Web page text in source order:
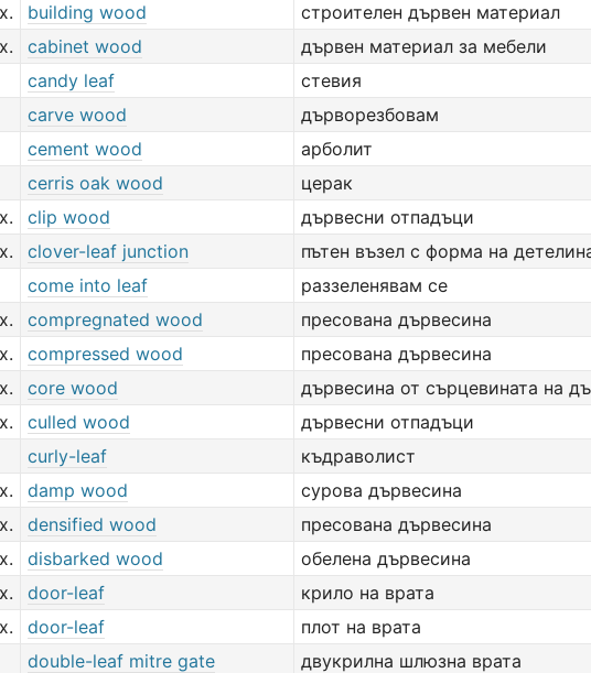
building wood
строителен дървен материал
cabinet wood
дървен материал за мебели
candy leaf
стевия
carve wood
дърворезбовам
cement wood
арболит
cerris oak wood
церак
clip wood
дървесни отпадъци
clover-leaf junction
пътен възел с форма на
come into leaf
раззеленявам се
compregnated wood
пресована дървесина
compressed wood
пресована дървесина
core wood
дървесина от сърцевината на
culled wood
дървесни отпадъци
curly-leaf
къдраволист
damp wood
сурова дървесина
densified wood
пресована дървесина
disbarked wood
обелена дървесина
door-leaf
крило на врата
door-leaf
плот на врата
double-leaf mitre gate
двукрилна шлюзна врата